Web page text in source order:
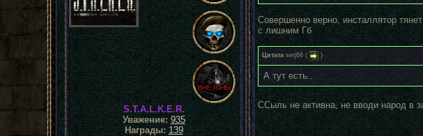
Совершенно верно, инсталлятор
с лишним Гб
Цитата serj66( )
А тут есть..
ССыль не активна, не вводи народ в
S.T.A.L.K.E.R.
Уважение:935
Награды: 139